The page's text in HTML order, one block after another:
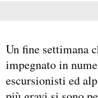
Un fine settimana
impegnato in
escursionisti ed